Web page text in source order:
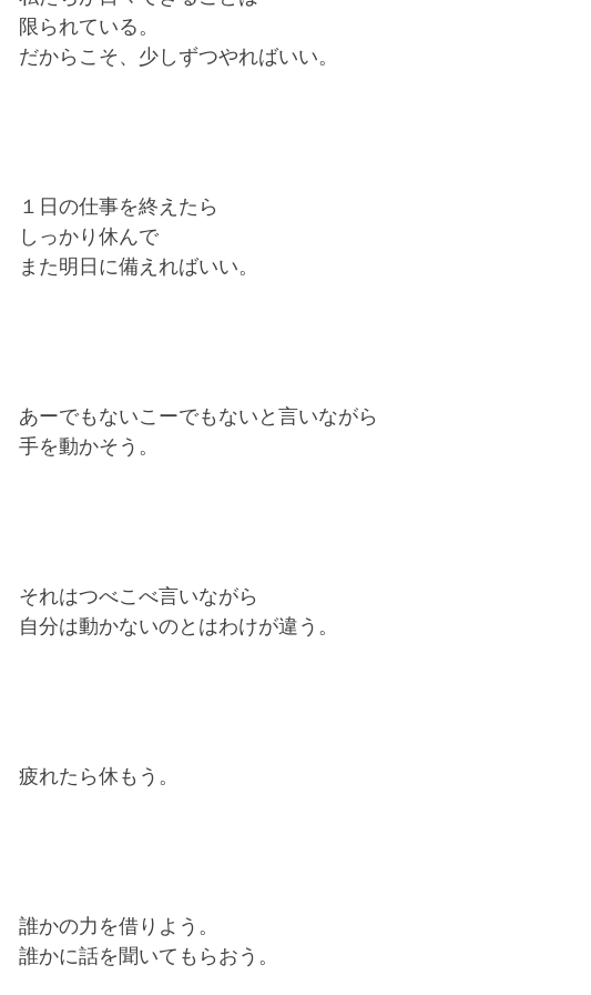
限られている。
だからこそ、少しずつやればいい。
１日の仕事を終えたら
しっかり休んで
また明日に備えればいい。
あーでもないこーでもないと言いながら
手を動かそう。
それはつべこべ言いながら
自分は動かないのとはわけが違う。
疲れたら休もう。
誰かの力を借りよう。
誰かに話を聞いてもらおう。